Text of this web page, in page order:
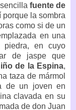
fuente de
porque la sombra
como si de un
en una
piedra, en cuyo
de jaspe que
de la Espina,
taza de mármol
de un joven en
clavada en su
de don Juan